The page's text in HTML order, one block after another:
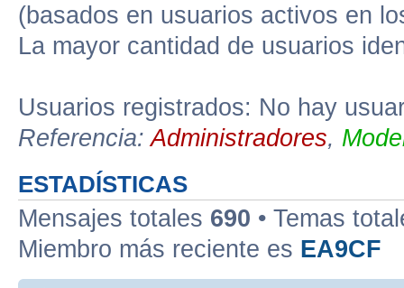
(basados en usuarios activos en
La mayor cantidad de usuarios
Usuarios registrados: No hay
Referencia:Administradores,
ESTADÍSTICAS
Mensajes totales 690 • Temas
Miembro más reciente es EA9CF